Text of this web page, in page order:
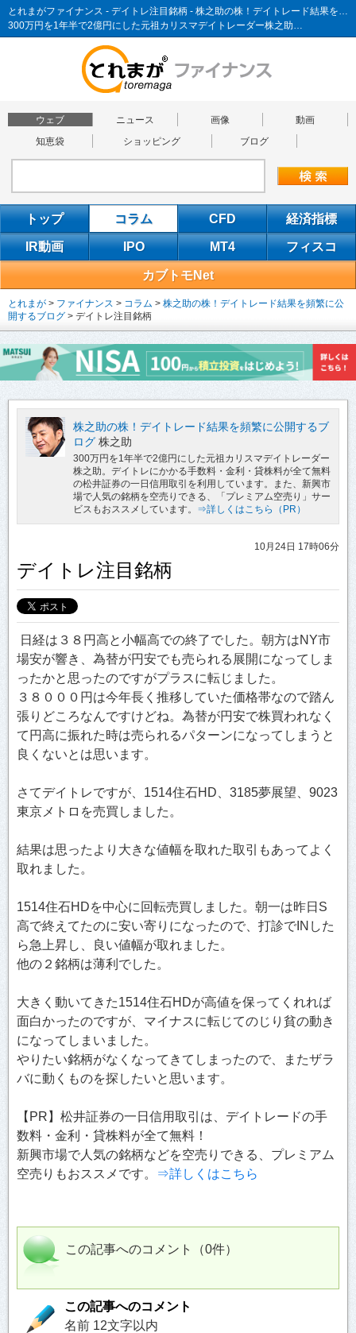
とれまがファイナンス - デイトレ注目銘柄 - 株之助の株！デイトレード結果を頻繁に公開するブログ
300万円を1年半で2億円にした元祖カリスマデイトレーダー株之助…
ウェブ ニュース 画像
動画
知恵袋
ショッピング ブログ
トップ コラム CFD 経済指標
IR動画 IPO MT4 フィスコ
カブトモNet
とれまが > ファイナンス > コラム > 株之助の株！デイトレード結果を頻繁に公
開するブログ > デイトレ注目銘柄
株之助の株！デイトレード結果を頻繁に公開するブ
ログ 株之助
300万円を1年半で2億円にした元祖カリスマデイトレーダー
株之助。デイトレにかかる手数料・金利・貸株料が全て無料
の松井証券の一日信用取引を利用しています。また、新興市
場で人気の銘柄を空売りできる、「プレミアム空売り」サー
ビスもおススメしています。 ⇒詳しくはこちら（PR）
10月24日 17時06分
デイトレ注目銘柄
日経は３８円高と小幅高での終了でした。朝方はNY市
場安が響き、為替が円安でも売られる展開になってしま
ったかと思ったのですがプラスに転じました。
３８０００円は今年長く推移していた価格帯なので踏ん
張りどころなんですけどね。為替が円安で株買われなく
て円高に振れた時は売られるパターンになってしまうと
良くないとは思います。
さてデイトレですが、1514住石HD、3185夢展望、9023
東京メトロを売買しました。
結果は思ったより大きな値幅を取れた取引もあってよく
取れました。
1514住石HDを中心に回転売買しました。朝一は昨日S
高で終えてたのに安い寄りになったので、打診でINした
ら急上昇し、良い値幅が取れました。
他の２銘柄は薄利でした。
大きく動いてきた1514住石HDが高値を保ってくれれば
面白かったのですが、マイナスに転じてのじり貧の動き
になってしまいました。
やりたい銘柄がなくなってきてしまったので、またザラ
バに動くものを探したいと思います。
【PR】松井証券の一日信用取引は、デイトレードの手
数料・金利・貸株料が全て無料！
新興市場で人気の銘柄などを空売りできる、プレミアム
空売りもおススメです。
⇒詳しくはこちら
この記事へのコメント（0件）
この記事へのコメント
名前 12文字以内